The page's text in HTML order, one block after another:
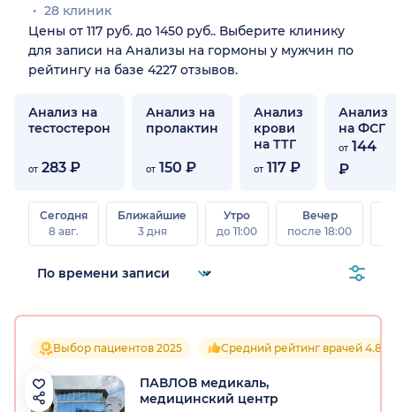
28 клиник
Цены от 117 руб. до 1450 руб.. Выберите клинику
для записи на Анализы на гормоны у мужчин по
рейтингу на базе 4227 отзывов.
Анализ на
тестостерон
от 283 ₽
Анализ на
пролактин
от 150 ₽
Анализ
крови
на ТТГ
от 117 ₽
Анализ
на ФСГ
от 144
₽
Сегодня
8 авг.
Ближайшие
3 дня
Утро
до 11:00
Вечер
после 18:00
Выбор пациентов 2025 Средний рейтинг врачей 4.8
ПАВЛОВ медикаль,
медицинский центр